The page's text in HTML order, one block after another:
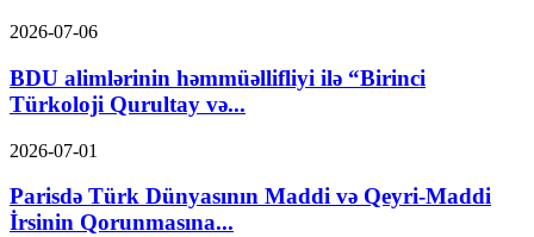
2026-07-06
BDU alimlərinin həmmüəllifliyi ilə “Birinci
Türkoloji Qurultay və...
2026-07-01
Parisdə Türk Dünyasının Maddi və Qeyri-Maddi
İrsinin Qorunmasına...